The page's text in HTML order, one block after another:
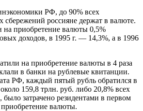
РФ, до 90% всех
сбережений россияне держат в валюте.
на приобретение валюты 0,5%
доходов, в 1995 г. — 14,3%, а в 1996
на приобретение валюты в 4 раза
в банки на рублевые квитанции.
РФ, каждый пятый рубль обратился в
159,8 трлн. руб. либо 20,8% всех
затрачено резидентами в первом
валюты.